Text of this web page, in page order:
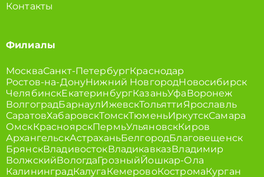
Контакты
Филиалы
МоскваСанкт-ПетербургКраснодар
Ростов-на-ДонуНижний НовгородНовосибирск
ЧелябинскЕкатеринбургКазаньУфаВоронеж
ВолгоградБарнаулИжевскТольяттиЯрославль
СаратовХабаровскТомскТюменьИркутскСамара
ОмскКрасноярскПермьУльяновскКиров
АрхангельскАстраханьБелгородБлаговещенск
БрянскВладивостокВладикавказВладимир
ВолжскийВологдаГрозныйЙошкар-Ола
КалининградКалугаКемеровоКостромаКурган